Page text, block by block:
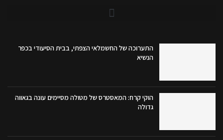
התערוכה של החשמלאי הצפתי, בבית הסיעודי בכפר
הנשיא
הוקי קרח: המאסטרס של מטולה מסיימים עונה בגאווה
גדולה